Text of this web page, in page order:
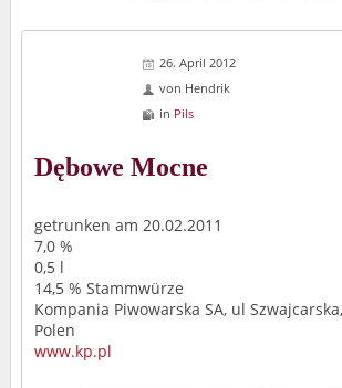
26. April 2012
von Hendrik
in Pils
Dębowe Mocne
getrunken am 20.02.2011
7,0 %
0,5 l
14,5 % Stammwürze
Kompania Piwowarska SA, ul
Polen
www.kp.pl